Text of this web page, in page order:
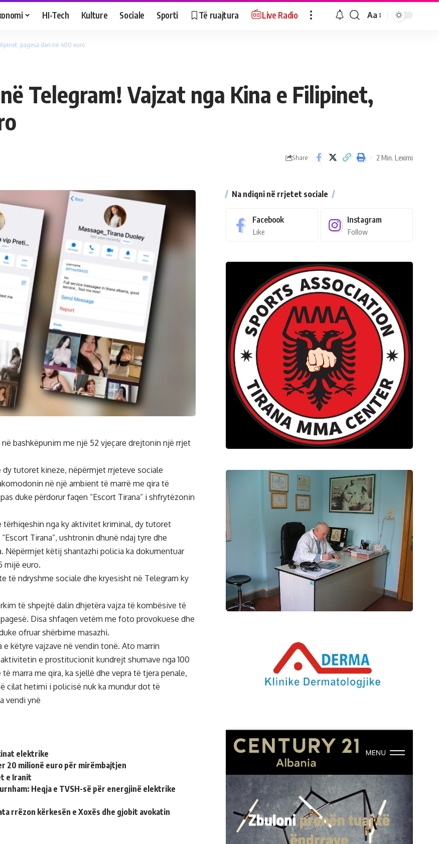
HI-Tech Kulture Sociale Sporti Të ruajtura Live Radio Aa
pagesa deri në 400 euro
Telegram! Vajzat nga Kina e Filipinet,
Share 2 Min. Leximi
bashkëpunim me një 52 vjeçare drejtonin një rrjet
tutoret kineze, nëpërmjet rrjeteve sociale
në një ambient të marrë me qira të
duke përdorur faqen “Escort Tirana” i shfrytëzonin
nga ky aktivitet kriminal, dy tutoret
Tirana”, ushtronin dhunë ndaj tyre dhe
Nëpërmjet këtij shantazhi policia ka dokumentuar
mijë euro.
të ndryshme sociale dhe kryesisht në Telegram ky
të shpejtë dalin dhjetëra vajza të kombësive të
Disa shfaqen vetëm me foto provokuese dhe
ofruar shërbime masazhi.
këtyre vajzave në vendin tonë. Ato marrin
e prostitucionit kundrejt shumave nga 100
marra me qira, ka sjellë dhe vepra të tjera penale,
cilat hetimi i policisë nuk ka mundur dot të
vendi ynë
elektrike
20 milionë euro për mirëmbajtjen
e Iranit
Heqja e TVSH-së për energjinë elektrike
rrëzon kërkesën e Xoxës dhe gjobit avokatin
Na ndiqni në rrjetet sociale
Facebook
Like
Instagram
Follow